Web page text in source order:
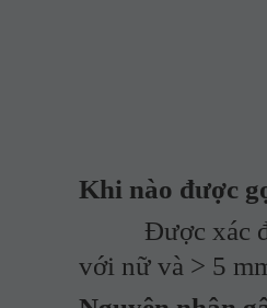
Khi nào được
Được xác định
với nữ và > 5